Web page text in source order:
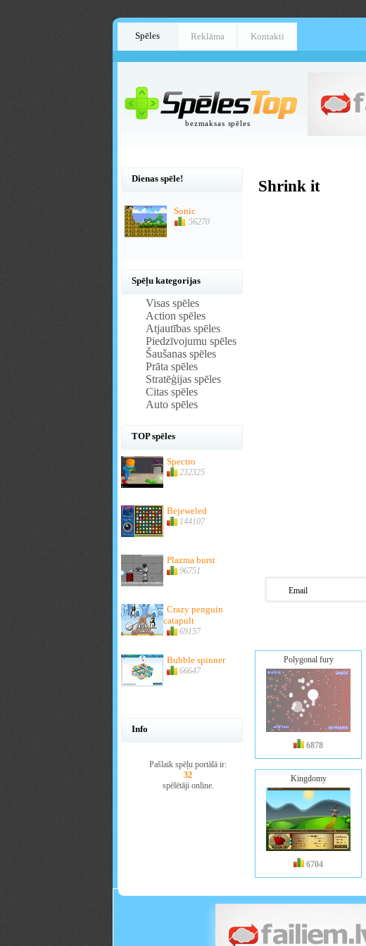
Spēles Reklāma Kontakti
bezmaksas spēles
Dienas spēle!
Sonic
56270
Spēļu kategorijas
Visas spēles
Action spēles
Atjautības spēles
Piedzīvojumu spēles
Šaušanas spēles
Prāta spēles
Stratēģijas spēles
Citas spēles
Auto spēles
TOP spēles
Spectro
232325
Bejeweled
144107
Plazma burst
96751
Crazy penguin
catapult
69157
Bubble spinner
66647
Info
Pašlaik spēļu portālā ir:
32
spēlētāji online.
Shrink it
Email
Polygonal fury
6878
Kingdomy
6704